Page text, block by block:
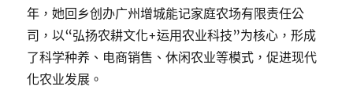
年，她回乡创办广州增城能记家庭农场有限责任公
司，以“弘扬农耕文化+运用农业科技”为核心，形成
了科学种养、电商销售、休闲农业等模式，促进现代
化农业发展。